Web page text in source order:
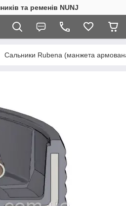
та ременів NUNJ
Сальники Rubena (манжета